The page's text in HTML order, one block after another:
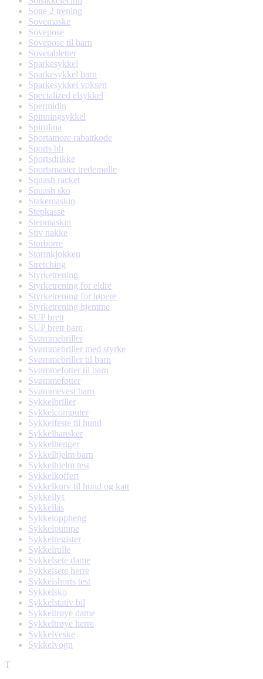
Sone 2 trening
Sovemaske
Sovepose
Sovepose til barn
Sovetabletter
Sparkesykkel
Sparkesykkel barn
Sparkesykkel voksen
Specialized elsykkel
Spermidin
Spinningsykkel
Spirulina
Sportamore rabattkode
Sports bh
Sportsdrikke
Sportsmaster tredemølle
Squash racket
Squash sko
Stakemaskin
Stepkasse
Stepmaskin
Stiv nakke
Storborre
Stormkjokken
Stretching
Styrketrening
Styrketrening for eldre
Styrketrening for løpere
Styrketrening hjemme
SUP brett
SUP brett barn
Svømmebriller
Svømmebriller med styrke
Svømmebriller til barn
Svømmefotter til barn
Svømmeføtter
Svømmevest barn
Sykkelbriller
Sykkelcomputer
Sykkelfeste til hund
Sykkelhansker
Sykkelhenger
Sykkelhjelm barn
Sykkelhjelm test
Sykkelkoffert
Sykkelkurv til hund og katt
Sykkellys
Sykkellås
Sykkeloppheng
Sykkelpumpe
Sykkelregister
Sykkelrulle
Sykkelsete dame
Sykkelsete herre
Sykkelshorts test
Sykkelsko
Sykkelstativ bil
Sykkeltrøye dame
Sykkeltrøye herre
Sykkelveske
Sykkelvogn
T